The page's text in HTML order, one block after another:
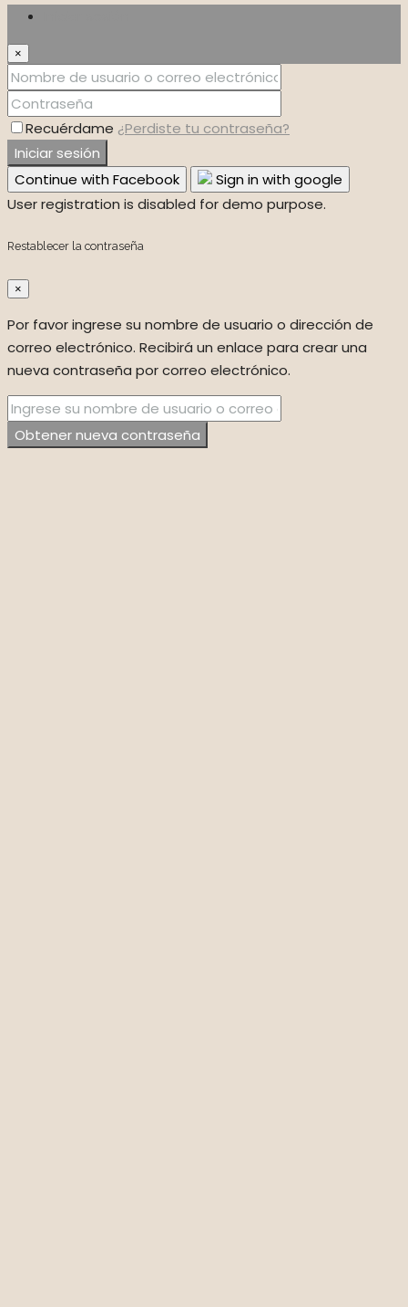
×
Recuérdame ¿Perdiste tu contraseña?
Iniciar sesión
Continue with Facebook
Sign in with google
User registration is disabled for demo purpose.
Restablecer la contraseña
×
Por favor ingrese su nombre de usuario o dirección de
correo electrónico. Recibirá un enlace para crear una
nueva contraseña por correo electrónico.
Obtener nueva contraseña